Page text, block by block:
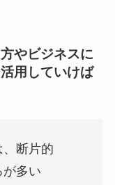
やビジネスに
用していけば
断片的
が多い